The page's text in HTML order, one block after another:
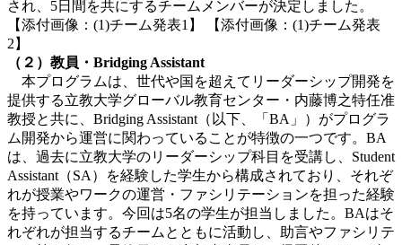
され、5日間を共にするチームメンバーが決定しました。
【添付画像：(1)チーム発表1】 【添付画像：(1)チーム発表
2】
（２）教員・ Bridging Assistant
本プログラムは、世代や国を超えてリーダーシップ開発を
提供する立教大学グローバル教育センター・内藤博之特任准
教授と共に、Bridging Assistant（以下、「BA」）がプログラ
ム開発から運営に関わっていることが特徴の一つです。BA
は、過去に立教大学のリーダーシップ科目を受講し、Student
Assistant（SA）を経験した学生から構成されており、それぞ
れが授業やワークの運営・ファシリテーションを担った経験
を持っています。今回は5名の学生が担当しました。BAはそ
れぞれが担当するチームとともに活動し、助言やファシリテ